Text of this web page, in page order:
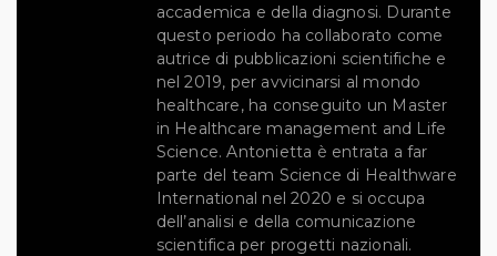
accademica e della diagnosi. Durante
questo periodo ha collaborato come
autrice di pubblicazioni scientifiche e
nel 2019, per avvicinarsi al mondo
healthcare, ha conseguito un Master
in Healthcare management and Life
Science. Antonietta è entrata a far
parte del team Science di Healthware
International nel 2020 e si occupa
dell’analisi e della comunicazione
scientifica per progetti nazionali.